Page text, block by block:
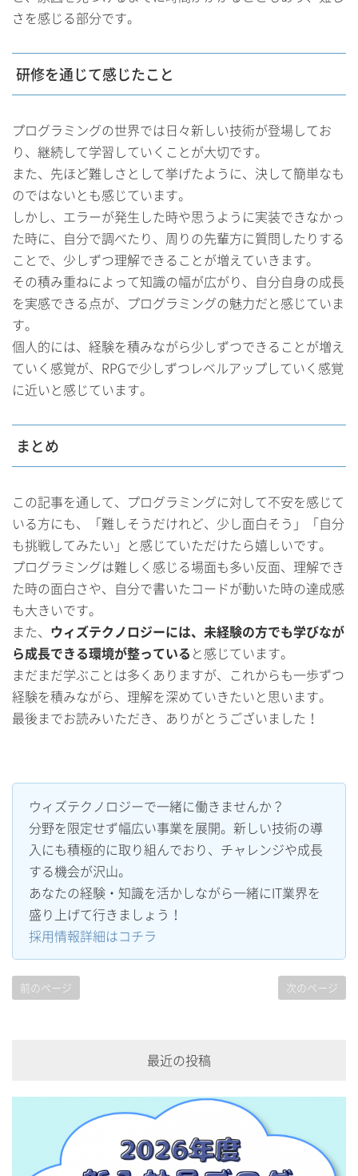
さを感じる部分です。
研修を通じて感じたこと
プログラミングの世界では日々新しい技術が登場してお
り、継続して学習していくことが大切です。
また、先ほど難しさとして挙げたように、決して簡単なも
のではないとも感じています。
しかし、エラーが発生した時や思うように実装できなかっ
た時に、自分で調べたり、周りの先輩方に質問したりする
ことで、少しずつ理解できることが増えていきます。
その積み重ねによって知識の幅が広がり、自分自身の成長
を実感できる点が、プログラミングの魅力だと感じていま
す。
個人的には、経験を積みながら少しずつできることが増え
ていく感覚が、RPGで少しずつレベルアップしていく感覚
に近いと感じています。
まとめ
この記事を通して、プログラミングに対して不安を感じて
いる方にも、「難しそうだけれど、少し面白そう」「自分
も挑戦してみたい」と感じていただけたら嬉しいです。
プログラミングは難しく感じる場面も多い反面、理解でき
た時の面白さや、自分で書いたコードが動いた時の達成感
も大きいです。
また、 ウィズテクノロジーには、未経験の方でも学びなが
ら成長できる環境が整っている と感じています。
まだまだ学ぶことは多くありますが、これからも一歩ずつ
経験を積みながら、理解を深めていきたいと思います。
最後までお読みいただき、ありがとうございました！
ウィズテクノロジーで一緒に働きませんか？
分野を限定せず幅広い事業を展開。新しい技術の導
入にも積極的に取り組んでおり、チャレンジや成長
する機会が沢山。
あなたの経験・知識を活かしながら一緒にIT業界を
盛り上げて行きましょう！
採用情報詳細はコチラ
前のページ 次のページ
最近の投稿